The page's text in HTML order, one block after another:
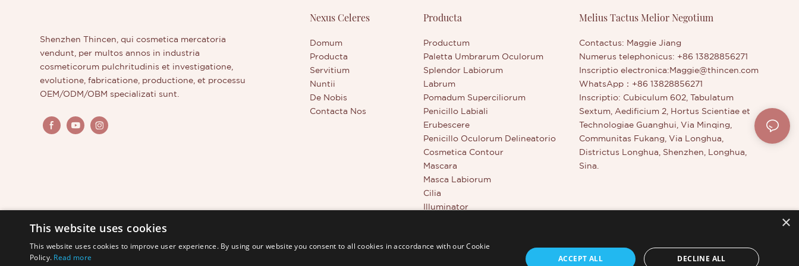
novo producto nostro emisso interest,
Shenzhen Thincen, qui cosmetica mercatoria
vendunt, per multos annos in industria
cosmeticorum pulchritudinis et investigatione,
evolutione, fabricatione, productione, et processu
OEM/ODM/OBM specializati sunt.
Nexus Celeres
Domum
Producta
Servitium
Nuntii
De Nobis
Contacta Nos
Producta
Productum
Paletta Umbrarum Oculorum
Splendor Labiorum
Labrum
Pomadum Superciliorum
Penicillo Labiali
Erubescere
Penicillo Oculorum Delineatorio
Cosmetica Contour
Mascara
Masca Labiorum
Cilia
Illuminator
Melius Tactus Melior Negotium
Contactus: Maggie Jiang
Numerus telephonicus: +86 13828856271
Inscriptio electronica: Maggie@thincen.com
WhatsApp：+86 13828856271
Inscriptio: Cubiculum 602, Tabulatum
Sextum, Aedificium 2, Hortus Scientiae et
Technologiae Guanghui, Via Minqing,
Communitas Fukang, Via Longhua,
Districtus Longhua, Shenzhen, Longhua,
Sina.
×
This website uses cookies
This website uses cookies to improve user experience. By using our website you consent to all cookies in accordance with our Cookie
Policy. Read more ACCEPT ALL DECLINE ALL